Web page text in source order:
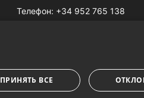
Телефон: +34 952 765 138
www.dmproperties.com
ПРИНЯТЬ ВСЕ